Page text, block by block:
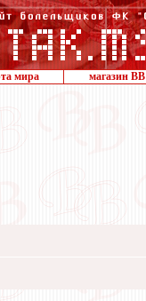
мира магазин ВВ